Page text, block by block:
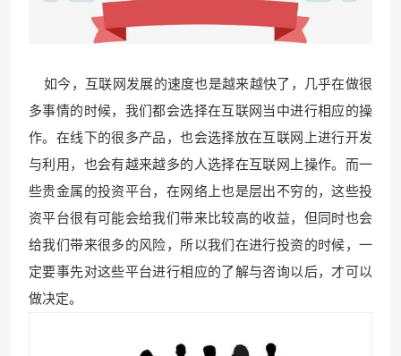
如今，互联网发展的速度也是越来越快了，几乎在做很
多事情的时候，我们都会选择在互联网当中进行相应的操
作。在线下的很多产品，也会选择放在互联网上进行开发
与利用，也会有越来越多的人选择在互联网上操作。而一
些贵金属的投资平台，在网络上也是层出不穷的，这些投
资平台很有可能会给我们带来比较高的收益，但同时也会
给我们带来很多的风险，所以我们在进行投资的时候，一
定要事先对这些平台进行相应的了解与咨询以后，才可以
做决定。